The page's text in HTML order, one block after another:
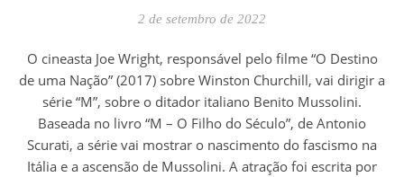
2 de setembro de 2022
O cineasta Joe Wright, responsável pelo filme “O Destino
de uma Nação” (2017) sobre Winston Churchill, vai dirigir a
série “M”, sobre o ditador italiano Benito Mussolini.
Baseada no livro “M – O Filho do Século”, de Antonio
Scurati, a série vai mostrar o nascimento do fascismo na
Itália e a ascensão de Mussolini. A atração foi escrita por